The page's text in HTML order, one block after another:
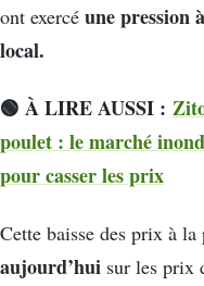
ont exercé une pression
local.
🟢 À LIRE AUSSI :
poulet : le marché
pour casser les prix
Cette baisse des prix à
aujourd’hui sur les prix